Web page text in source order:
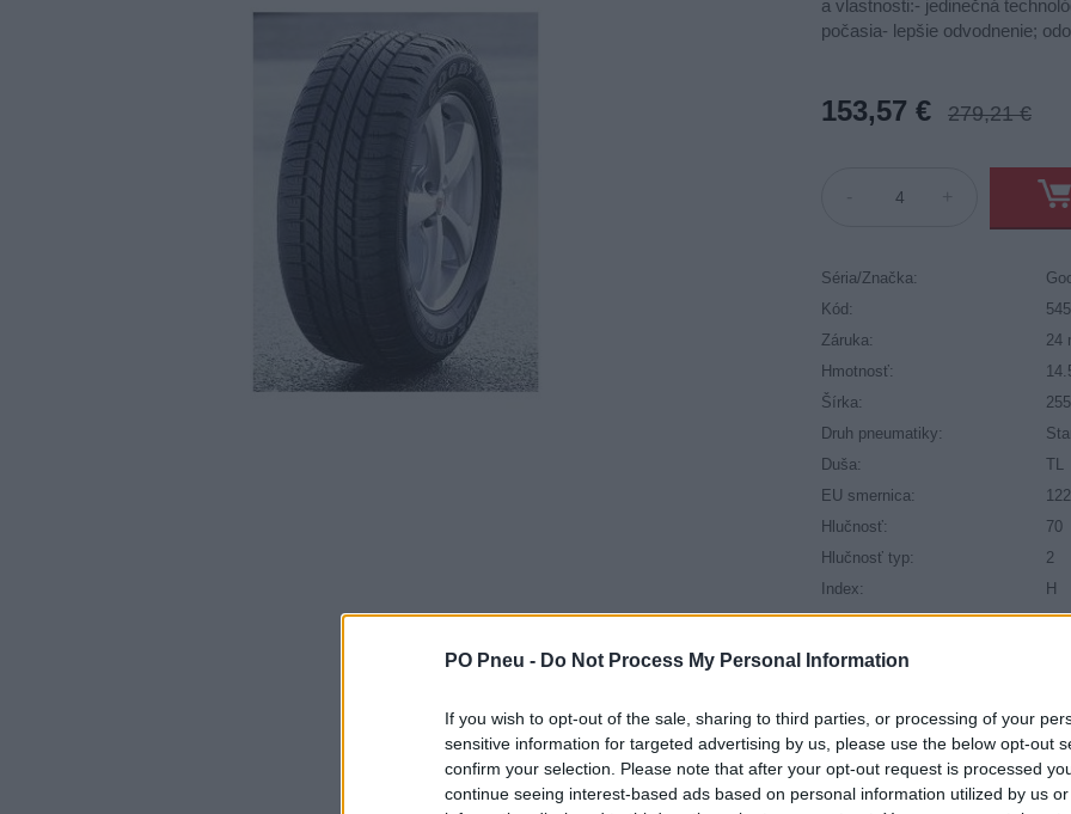
PO Pneu - Do Not Process My Personal Information
If you wish to opt-out of the sale, sharing to third parties, or processing of your
sensitive information for targeted advertising by us, please use the below opt-out
confirm your selection. Please note that after your opt-out request is processed
continue seeing interest-based ads based on personal information utilized by us
a vlastnosti:- jedinečná
počasia- lepšie odvodnenie;
153,57 € 279,21 €
Séria/Značka:
Kód:
Záruka:
24
Hmotnosť:
Šírka:
Druh pneumatiky:
Duša:
TL
EU smernica:
Hlučnosť:
70
Hlučnosť typ:
2
Index:
H
Index kg:
Konštrukcia:
Plátna:
.
Priľnavosť na mokru:
C
Profil:
65